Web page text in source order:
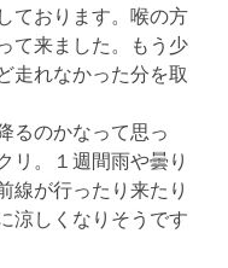
ております。喉の方
て来ました。もう少
走れなかった分を取
るのかなって思っ
リ。１週間雨や曇り
線が行ったり来たり
涼しくなりそうです